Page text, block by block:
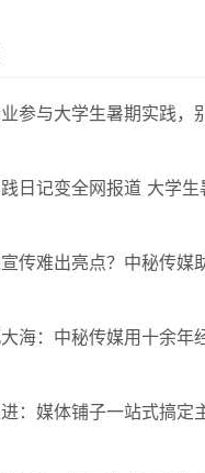
参与大学生暑期实践，
日记变全网报道 大学
传难出亮点？中秘传媒
海：中秘传媒用十余年
：媒体铺子一站式搞定